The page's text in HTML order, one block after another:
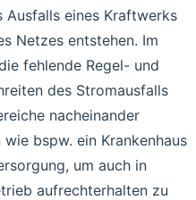
Ausfalls eines Kraftwerks
Netzes entstehen. Im
fehlende Regel- und
des Stromausfalls
nacheinander
bspw. ein Krankenhaus
um auch in
aufrechterhalten zu